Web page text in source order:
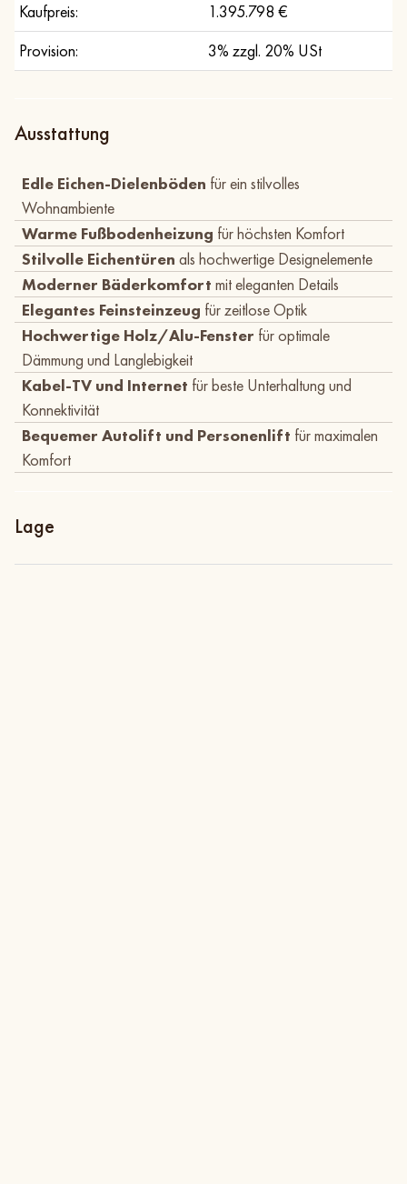
Kaufpreis:
1.395.798 €
Provision:
3% zzgl. 20% USt
Ausstattung
Edle Eichen-Dielenböden für ein stilvolles
Wohnambiente
Warme Fußbodenheizung für höchsten Komfort
Stilvolle Eichentüren als hochwertige Designelemente
Moderner Bäderkomfort mit eleganten Details
Elegantes Feinsteinzeug für zeitlose Optik
Hochwertige Holz/Alu-Fenster für optimale
Dämmung und Langlebigkeit
Kabel-TV und Internet für beste Unterhaltung und
Konnektivität
Bequemer Autolift und Personenlift für maximalen
Komfort
Lage